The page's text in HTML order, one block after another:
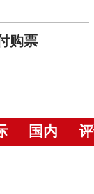
购票
国内